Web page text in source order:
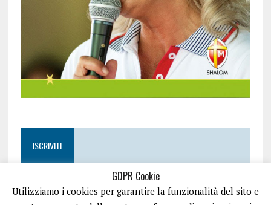
ISCRIVITI
GDPR Cookie
Utilizziamo i cookies per garantire la funzionalità del sito e